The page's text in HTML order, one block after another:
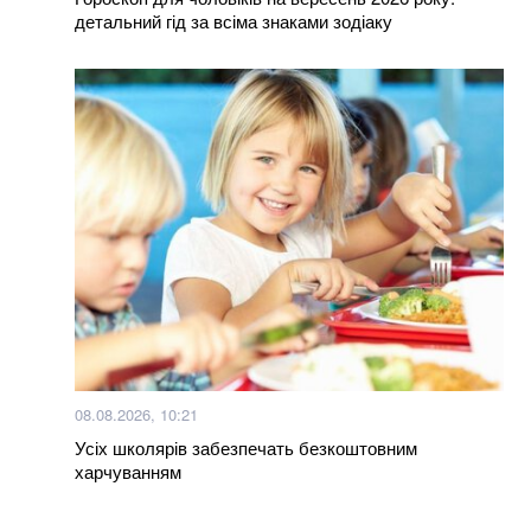
детальний гід за всіма знаками зодіаку
08.08.2026, 10:21
Усіх школярів забезпечать безкоштовним
харчуванням